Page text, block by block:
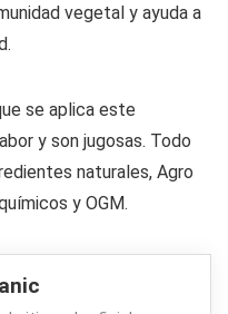
vegetal y ayuda a
se aplica este
y son jugosas. Todo
naturales, Agro
y OGM.